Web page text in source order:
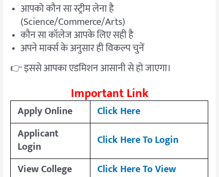
आपको कौन सा स्ट्रीम लेना है
(Science/Commerce/Arts)
कौन सा कॉलेज आपके लिए सही है
अपने मार्क्स के अनुसार ही विकल्प चुनें
👉 इससे आपका एडमिशन आसानी से हो जाएगा।
Important Link
Apply Online
Click Here
Applicant
Login
Click Here To Login
View College
Click Here To View